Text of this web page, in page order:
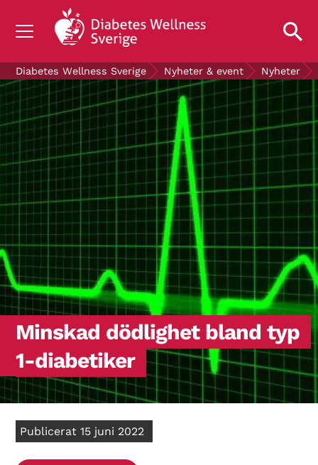
OM DIABETES
STÖD OSS
FORSKNING
NYHETER & EVENT
OM OSS
GRATIS DIABETESPRODUKTER
Diabetes Wellness Sverige Nyheter & event Nyheter
Minskad dödlighet bland typ
1-diabetiker
Publicerat 15 juni 2022